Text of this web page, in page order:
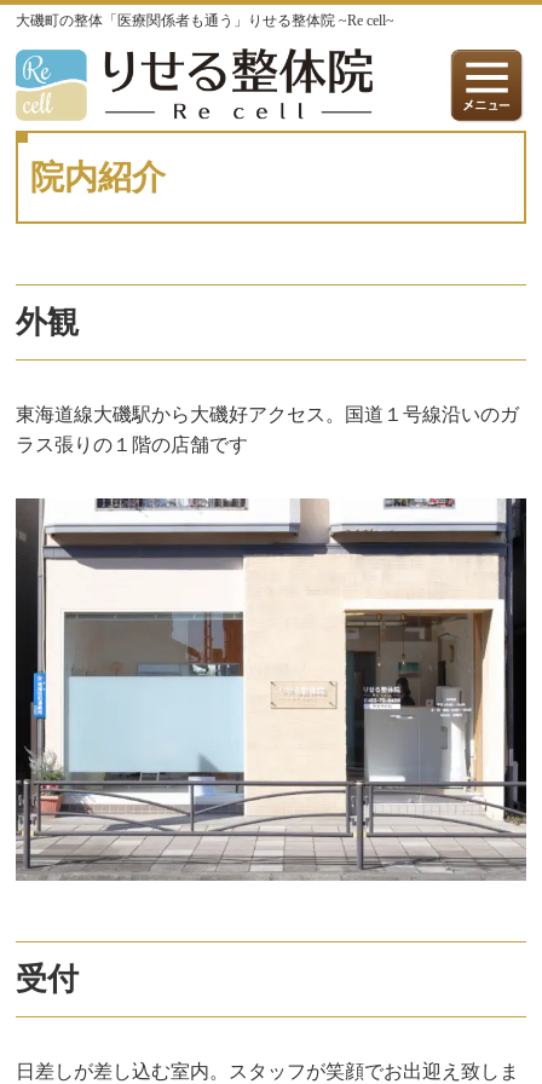
大磯町の整体「医療関係者も通う」りせる整体院 ~Re cell~
院内紹介
外観
東海道線大磯駅から大磯好アクセス。国道１号線沿いのガ
ラス張りの１階の店舗です
受付
日差しが差し込む室内。スタッフが笑顔でお出迎え致しま